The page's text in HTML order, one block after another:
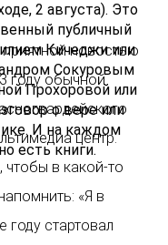
2 августа). Это
публичный
Кичеджи или
Сокуровым
Прохоровой или
о вере или
И на каждом
есть книги.
новостью
году обычной
центр.
чтобы в какой-то
«Я в
стартовал